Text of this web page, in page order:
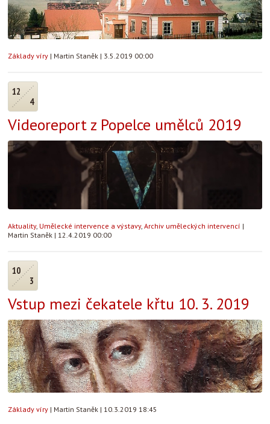
Základy víry | Martin Staněk | 3.5.2019 00:00
12
4
Videoreport z Popelce umělců 2019
Aktuality, Umělecké intervence a výstavy, Archiv uměleckých intervencí |
Martin Staněk | 12.4.2019 00:00
10
3
Vstup mezi čekatele křtu 10. 3. 2019
Základy víry | Martin Staněk | 10.3.2019 18:45